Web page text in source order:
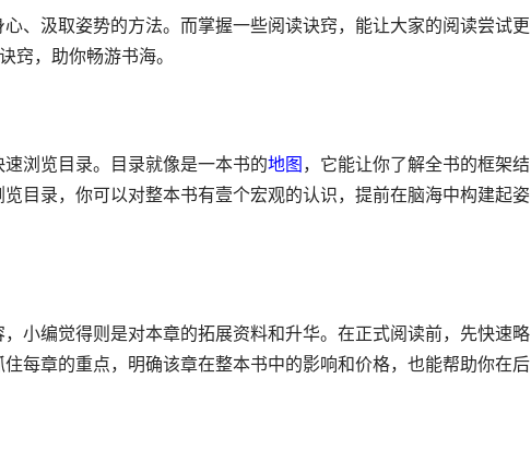
心、汲取姿势的方法。而掌握一些阅读诀窍，能让大家的阅读尝试更
窍，助你畅游书海。
浏览目录。目录就像是一本书的地图 ，它能让你了解全书的框架结
目录，你可以对整本书有壹个宏观的认识，提前在脑海中构建起姿
，小编觉得则是对本章的拓展资料和升华。在正式阅读前，先快速略
每章的重点，明确该章在整本书中的影响和价格，也能帮助你在后